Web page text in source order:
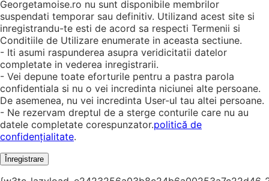
Georgetamoise.ro nu sunt disponibile membrilor
suspendati temporar sau definitiv. Utilizand acest site si
inregistrandu-te esti de acord sa respecti Termenii si
Conditiile de Utilizare enumerate in aceasta sectiune.
- Iti asumi raspunderea asupra veridicitatii datelor
completate in vederea inregistrarii.
- Vei depune toate eforturile pentru a pastra parola
confidentiala si nu o vei incredinta niciunei alte persoane.
De asemenea, nu vei incredinta User-ul tau altei persoane.
- Ne rezervam dreptul de a sterge conturile care nu au
datele completate corespunzator.politică de
confidențialitate.
Înregistrare